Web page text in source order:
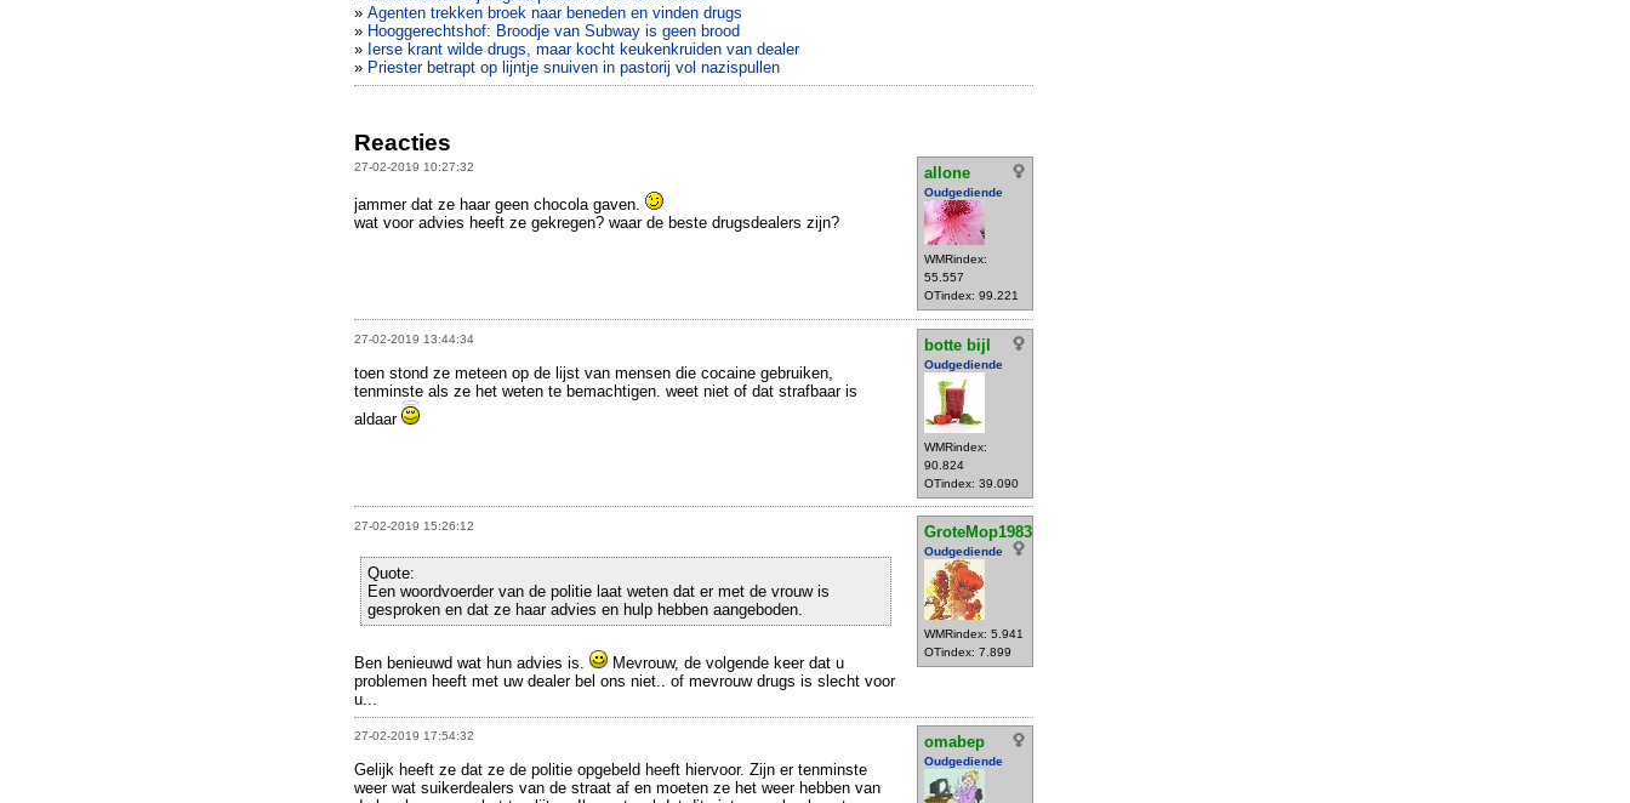
» Agenten trekken broek naar beneden en vinden drugs
» Hooggerechtshof: Broodje van Subway is geen brood
» Ierse krant wilde drugs, maar kocht keukenkruiden van dealer
» Priester betrapt op lijntje snuiven in pastorij vol nazispullen
Reacties
27-02-2019 10:27:32 allone
Oudgediende
WMRindex:
55.557
OTindex: 99.221
jammer dat ze haar geen chocola gaven.
wat voor advies heeft ze gekregen? waar de beste drugsdealers zijn?
27-02-2019 13:44:34 botte bijl
Oudgediende
WMRindex:
90.824
OTindex: 39.090
toen stond ze meteen op de lijst van mensen die cocaine gebruiken,
tenminste als ze het weten te bemachtigen. weet niet of dat strafbaar is
aldaar
27-02-2019 15:26:12 GroteMop1983
Oudgediende
WMRindex: 5.941
OTindex: 7.899
Quote:
Een woordvoerder van de politie laat weten dat er met de vrouw is
gesproken en dat ze haar advies en hulp hebben aangeboden.
Ben benieuwd wat hun advies is.
Mevrouw, de volgende keer dat u
problemen heeft met uw dealer bel ons niet.. of mevrouw drugs is slecht voor
u...
27-02-2019 17:54:32 omabep
Oudgediende
Gelijk heeft ze dat ze de politie opgebeld heeft hiervoor. Zijn er tenminste
weer wat suikerdealers van de straat af en moeten ze het weer hebben van